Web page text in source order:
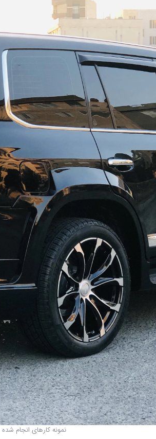
نمونه کارهای انجام شده